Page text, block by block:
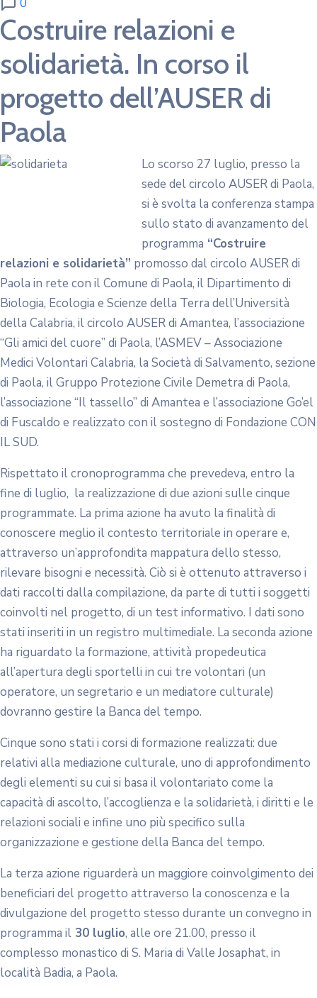
Costruire relazioni e
solidarietà. In corso il
progetto dell’AUSER di
Paola
Lo scorso 27 luglio, presso la
sede del circolo AUSER di Paola,
si è svolta la conferenza stampa
sullo stato di avanzamento del
programma “Costruire
relazioni e solidarietà” promosso dal circolo AUSER di
Paola in rete con il Comune di Paola, il Dipartimento di
Biologia, Ecologia e Scienze della Terra dell’Università
della Calabria, il circolo AUSER di Amantea, l’associazione
“Gli amici del cuore” di Paola, l’ASMEV – Associazione
Medici Volontari Calabria, la Società di Salvamento, sezione
di Paola, il Gruppo Protezione Civile Demetra di Paola,
l’associazione “Il tassello” di Amantea e l’associazione Go’el
di Fuscaldo e realizzato con il sostegno di Fondazione CON
IL SUD.
Rispettato il cronoprogramma che prevedeva, entro la
fine di luglio, la realizzazione di due azioni sulle cinque
programmate. La prima azione ha avuto la finalità di
conoscere meglio il contesto territoriale in operare e,
attraverso un’approfondita mappatura dello stesso,
rilevare bisogni e necessità. Ciò si è ottenuto attraverso i
dati raccolti dalla compilazione, da parte di tutti i soggetti
coinvolti nel progetto, di un test informativo. I dati sono
stati inseriti in un registro multimediale. La seconda azione
ha riguardato la formazione, attività propedeutica
all’apertura degli sportelli in cui tre volontari (un
operatore, un segretario e un mediatore culturale)
dovranno gestire la Banca del tempo.
Cinque sono stati i corsi di formazione realizzati: due
relativi alla mediazione culturale, uno di approfondimento
degli elementi su cui si basa il volontariato come la
capacità di ascolto, l’accoglienza e la solidarietà, i diritti e le
relazioni sociali e infine uno più specifico sulla
organizzazione e gestione della Banca del tempo.
La terza azione riguarderà un maggiore coinvolgimento dei
beneficiari del progetto attraverso la conoscenza e la
divulgazione del progetto stesso durante un convegno in
programma il 30 luglio, alle ore 21.00, presso il
complesso monastico di S. Maria di Valle Josaphat, in
località Badia, a Paola.